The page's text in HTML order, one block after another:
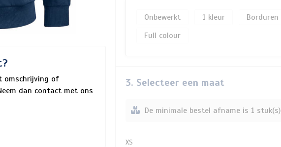
omschrijving of
dan contact met ons
Onbewerkt 1 Borduren
Full colour
3. Selecteer een maat
De minimale bestel afname is 1 stuk(s)
XS